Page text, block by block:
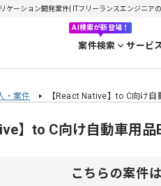
ケーション開発案件| ITフリーランスエンジニ
AI検索が新登場！
案件検索 サービ
・案件 【React Native】to C向け
】to C向け自動車用
こちらの案件